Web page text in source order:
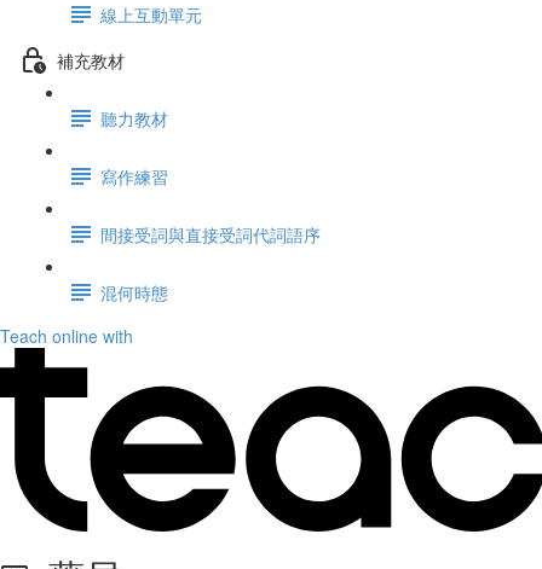
線上互動單元
補充教材
聽力教材
寫作練習
間接受詞與直接受詞代詞語序
混何時態
Teach online with